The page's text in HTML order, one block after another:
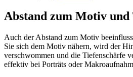
Abstand zum Motiv und
Auch der Abstand zum Motiv
Sie sich dem Motiv nähern, wird der
verschwommen und die Tiefenschärfe
effektiv bei Porträts oder